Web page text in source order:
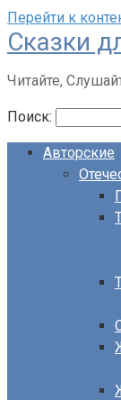
Перейти к
Сказки
Читайте,
Поиск:
Авторские